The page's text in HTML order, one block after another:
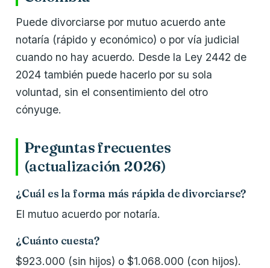
Puede divorciarse por mutuo acuerdo ante
notaría (rápido y económico) o por vía judicial
cuando no hay acuerdo. Desde la Ley 2442 de
2024 también puede hacerlo por su sola
voluntad, sin el consentimiento del otro
cónyuge.
Preguntas frecuentes
(actualización 2026)
¿Cuál es la forma más rápida de divorciarse?
El mutuo acuerdo por notaría.
¿Cuánto cuesta?
$923.000 (sin hijos) o $1.068.000 (con hijos).